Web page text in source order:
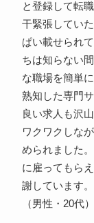
と登録して転
干緊張してい
ぱい載せられ
ちは知らない
な職場を簡単
熟知した専門
良い求人も沢
ワクワクしな
められました
に雇ってもら
謝しています。
（男性・20代）